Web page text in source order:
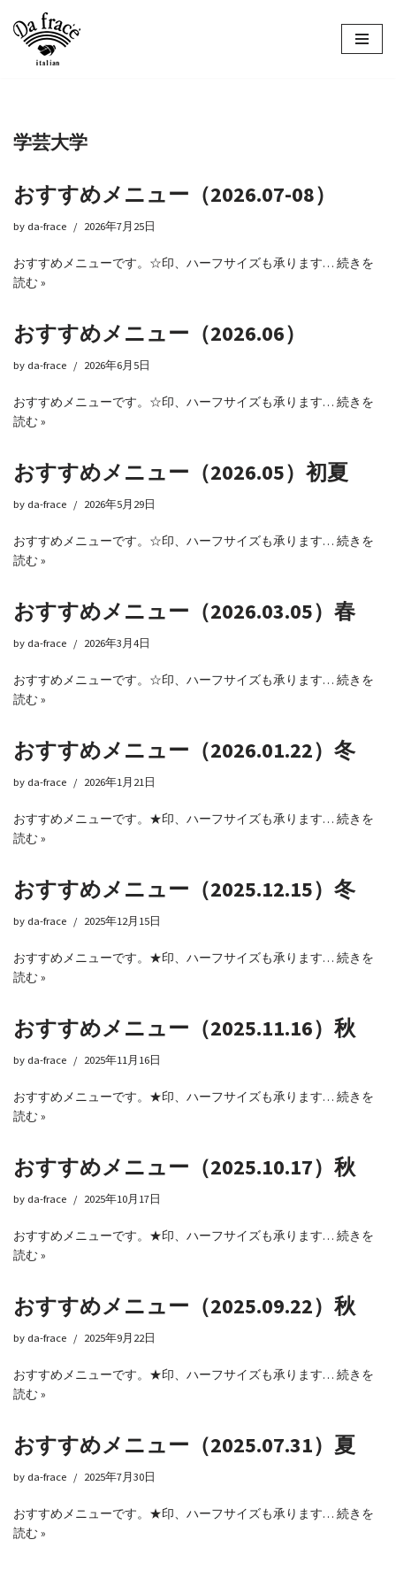
コ
へ
キ
ッ
プ
学芸大学
おすすめメニュー（2026.07-08）
by da-frace 2026年7月25日
おすすめメニューです。☆印、ハーフサイズも承ります… 続きを
読む »
おすすめメニュー（2026.06）
by da-frace 2026年6月5日
おすすめメニューです。☆印、ハーフサイズも承ります… 続きを
読む »
おすすめメニュー（2026.05）初夏
by da-frace 2026年5月29日
おすすめメニューです。☆印、ハーフサイズも承ります… 続きを
読む »
おすすめメニュー（2026.03.05）春
by da-frace 2026年3月4日
おすすめメニューです。☆印、ハーフサイズも承ります… 続きを
読む »
おすすめメニュー（2026.01.22）冬
by da-frace 2026年1月21日
おすすめメニューです。★印、ハーフサイズも承ります… 続きを
読む »
おすすめメニュー（2025.12.15）冬
by da-frace 2025年12月15日
おすすめメニューです。★印、ハーフサイズも承ります… 続きを
読む »
おすすめメニュー（2025.11.16）秋
by da-frace 2025年11月16日
おすすめメニューです。★印、ハーフサイズも承ります… 続きを
読む »
おすすめメニュー（2025.10.17）秋
by da-frace 2025年10月17日
おすすめメニューです。★印、ハーフサイズも承ります… 続きを
読む »
おすすめメニュー（2025.09.22）秋
by da-frace 2025年9月22日
おすすめメニューです。★印、ハーフサイズも承ります… 続きを
読む »
おすすめメニュー（2025.07.31）夏
by da-frace 2025年7月30日
おすすめメニューです。★印、ハーフサイズも承ります… 続きを
読む »